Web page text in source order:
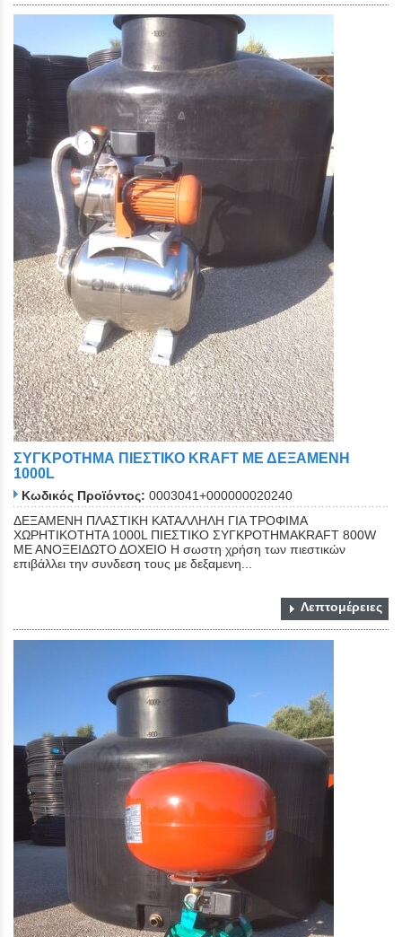
ΣΥΓΚΡΟΤΗΜΑ ΠΙΕΣΤΙΚΟ KRAFT ΜΕ ΔΕΞΑΜΕΝΗ
1000L
Κωδικός Προϊόντος: 0003041+000000020240
ΔΕΞΑΜΕΝΗ ΠΛΑΣΤΙΚΗ ΚΑΤΑΛΛΗΛΗ ΓΙΑ ΤΡΟΦΙΜΑ
ΧΩΡΗΤΙΚΟΤΗΤΑ 1000L ΠΙΕΣΤΙΚΟ ΣΥΓΚΡΟΤΗΜΑKRAFT 800W
ΜΕ ΑΝΟΞΕΙΔΩΤΟ ΔΟΧΕΙΟ Η σωστη χρήση των πιεστικών
επιβάλλει την συνδεση τους με δεξαμενη...
Λεπτομέρειες